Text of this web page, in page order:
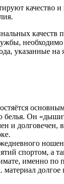
качество
качеств
указанные на
белья. Он
и долговечен,
спортом, а
именно по
материал долгое